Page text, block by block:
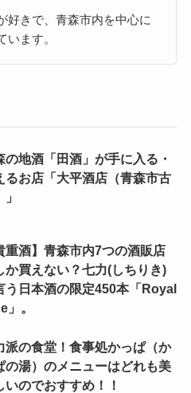
好きで、青森市内を中心に
ます。
の地酒「田酒」が手に入る・
るお店「大平酒店（青森市古
重酒】青森市内7つの酒販店
か買えない？七力(しちりき)
う日本酒の限定450本「Royal
」。
派の食堂！食事処かっぱ（か
の湯）のメニューはどれも美
いのでおすすめ！！